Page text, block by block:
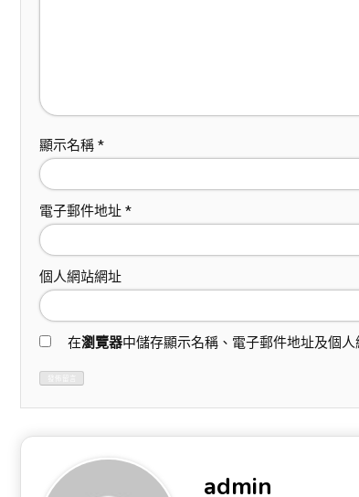
顯示名稱 *
電子郵件地址 *
個人網站網址
在瀏覽器中儲存顯示名稱、電子郵件地址及個
admin